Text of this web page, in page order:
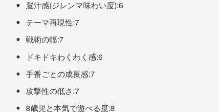
脳汁感(ジレンマ味わい度):6
テーマ再現性:7
戦術の幅:7
ドキドキわくわく感:6
手番ごとの成長感:7
攻撃性の低さ:7
8歳児と本気で遊べる度:8